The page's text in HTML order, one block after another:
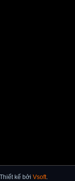
Thiết kế bởi Vsoft.